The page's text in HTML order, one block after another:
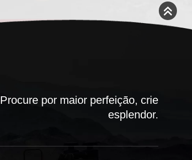
Procure por maior perfeição, crie
esplendor.